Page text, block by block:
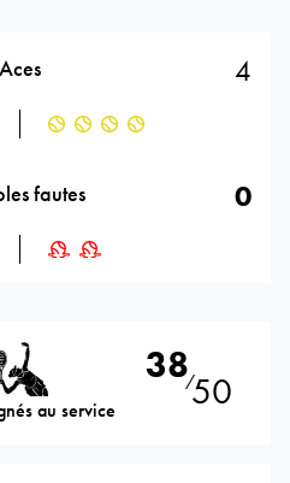
Aces 4
fautes 0
au service
38⁄50